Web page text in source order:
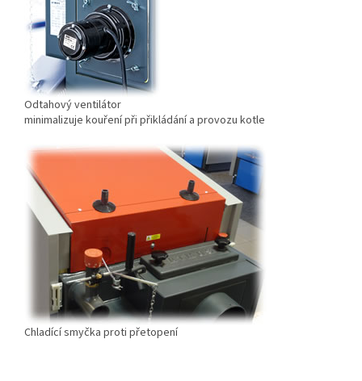
Odtahový ventilátor
minimalizuje kouření při přikládání a provozu kotle
Chladící smyčka proti přetopení